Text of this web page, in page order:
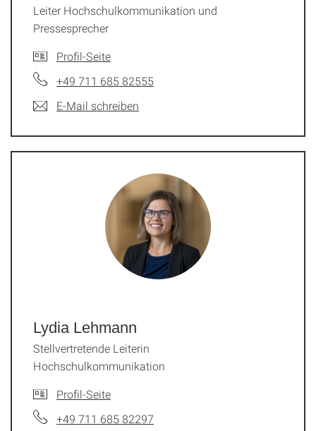
Leiter Hochschulkommunikation und
Pressesprecher
Profil-Seite
+49 711 685 82555
E-Mail schreiben
Lydia Lehmann
Stellvertretende Leiterin
Hochschulkommunikation
Profil-Seite
+49 711 685 82297